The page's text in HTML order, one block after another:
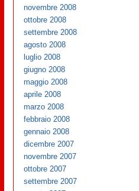
novembre 2008
ottobre 2008
settembre 2008
agosto 2008
luglio 2008
giugno 2008
maggio 2008
aprile 2008
marzo 2008
febbraio 2008
gennaio 2008
dicembre 2007
novembre 2007
ottobre 2007
settembre 2007